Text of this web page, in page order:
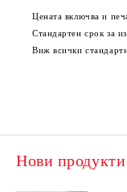
Цената включва и
Стандартен срок за
Виж всички
Нови продукти